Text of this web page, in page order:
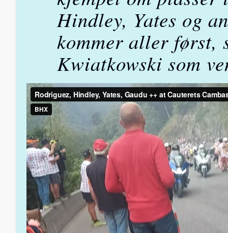
Hindley, Yates og
kommer aller først,
Kwiatkowski som